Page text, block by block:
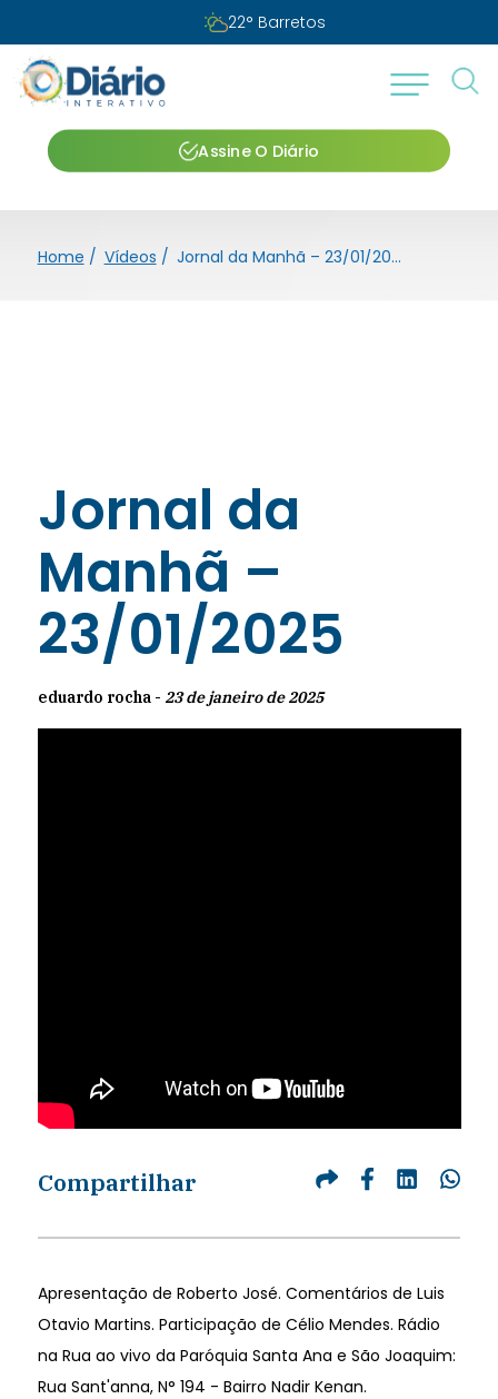
22° Barretos
Assine O Diário
Home / Vídeos / Jornal da Manhã – 23/01/2025
Jornal da
Manhã –
23/01/2025
eduardo rocha - 23 de janeiro de 2025
Compartilhar
Apresentação de Roberto José. Comentários de Luis
Otavio Martins. Participação de Célio Mendes. Rádio
na Rua ao vivo da Paróquia Santa Ana e São Joaquim:
Rua Sant'anna, N° 194 - Bairro Nadir Kenan.